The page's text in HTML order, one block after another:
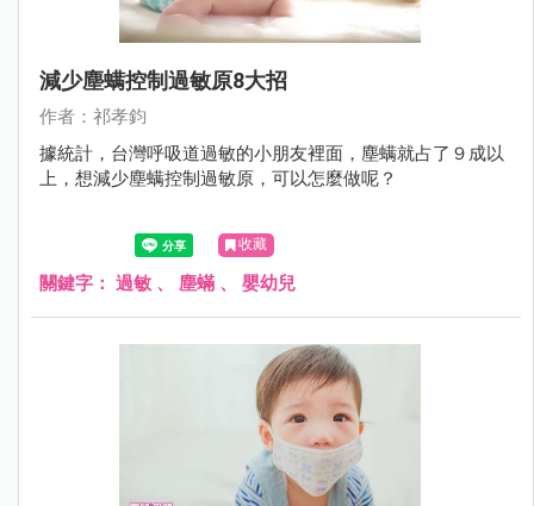
減少塵螨控制過敏原8大招
作者：祁孝鈞
據統計，台灣呼吸道過敏的小朋友裡面，塵螨就占了９成以
上，想減少塵螨控制過敏原，可以怎麼做呢？
收藏
關鍵字： 過敏 、 塵蟎 、 嬰幼兒